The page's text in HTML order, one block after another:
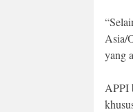
Asia/
yang
APPI